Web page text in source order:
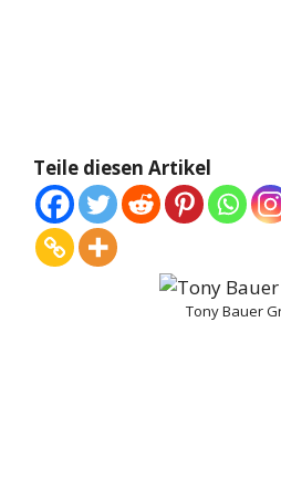
Teile diesen Artikel
Tony Bauer